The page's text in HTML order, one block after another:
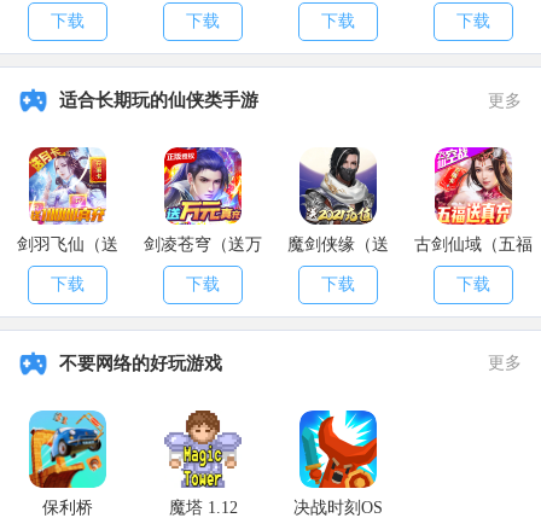
Skyfall
1-999-759-3255 (SKY-FALL)
1-999-266-38 (COMET)
Spawn PCJ-600 Motorcycle
1-999-762-538 (ROCKET)
1-999-727-4348 (RAPID-GT)
Spawn Trashmaster
1-999-872-433 (TRASHED)
神魔将版）
下载
乱斗）
下载 下载 下载
适合长期玩的仙侠类手游 更多
剑羽飞仙（送
10000真充）
下载
剑凌苍穹（送万
元真充）
下载
魔剑侠缘（送
2021充值）
下载
古剑仙域（五福
送真充）
下载
不要网络的好玩游戏 更多
保利桥 魔塔 1.12 决战时刻OS